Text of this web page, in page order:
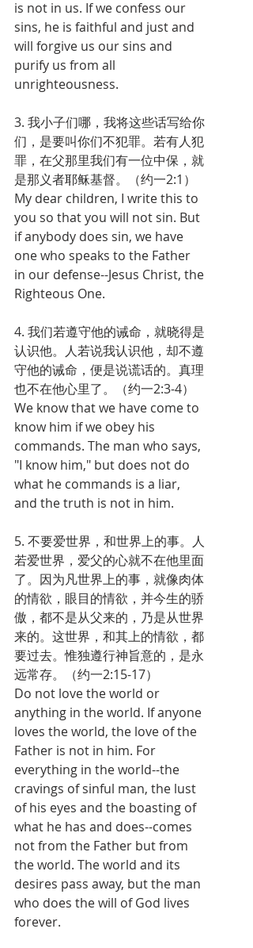
is not in us. If we confess our
sins, he is faithful and just and
will forgive us our sins and
purify us from all
unrighteousness.
3. 我小子们哪，我将这些话写给你
们，是要叫你们不犯罪。若有人犯
罪，在父那里我们有一位中保，就
是那义者耶稣基督。（约一2:1）
My dear children, I write this to
you so that you will not sin. But
if anybody does sin, we have
one who speaks to the Father
in our defense--Jesus Christ, the
Righteous One.
4. 我们若遵守他的诫命，就晓得是
认识他。人若说我认识他，却不遵
守他的诫命，便是说谎话的。真理
也不在他心里了。（约一2:3-4）
We know that we have come to
know him if we obey his
commands. The man who says,
"I know him," but does not do
what he commands is a liar,
and the truth is not in him.
5. 不要爱世界，和世界上的事。人
若爱世界，爱父的心就不在他里面
了。因为凡世界上的事，就像肉体
的情欲，眼目的情欲，并今生的骄
傲，都不是从父来的，乃是从世界
来的。这世界，和其上的情欲，都
要过去。惟独遵行神旨意的，是永
远常存。（约一2:15-17）
Do not love the world or
anything in the world. If anyone
loves the world, the love of the
Father is not in him. For
everything in the world--the
cravings of sinful man, the lust
of his eyes and the boasting of
what he has and does--comes
not from the Father but from
the world. The world and its
desires pass away, but the man
who does the will of God lives
forever.